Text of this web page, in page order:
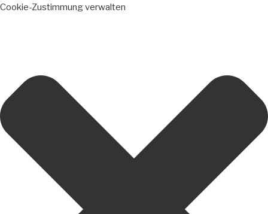
Cookie-Zustimmung verwalten